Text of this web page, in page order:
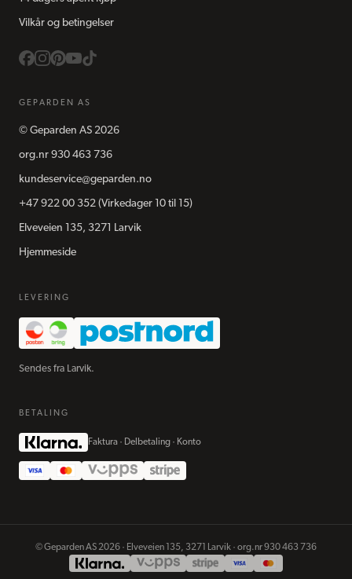
Vilkår og betingelser
GEPARDEN AS
© Geparden AS 2026
org.nr 930 463 736
kundeservice@geparden.no
+47 922 00 352 (Virkedager 10 til 15)
Elveveien 135, 3271 Larvik
Hjemmeside
LEVERING
Sendes fra Larvik.
BETALING
Faktura · Delbetaling · Konto
©Geparden AS 2026 · Elveveien 135, 3271 Larvik · org.nr930 463 736